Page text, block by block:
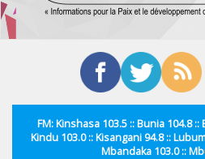
FM: Kinshasa 103.5 :: Bunia 104.8 ::
Kindu 103.0 :: Kisangani 94.8 ::
Mbandaka 103.0 ::